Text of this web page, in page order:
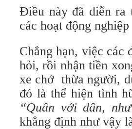
Điều này đã diễn ra
các hoạt động
Chẳng hạn, việc các
hỏi, rồi nhận tiền
xe chở thừa người,
đó là thể hiện tình
“Quân với dân,
khẳng định như vậy